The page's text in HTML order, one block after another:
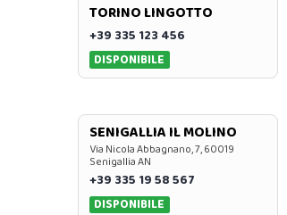
TORINO LINGOTTO
+39 335 123 456
DISPONIBILE
SENIGALLIA IL MOLINO
Via Nicola Abbagnano, 7, 60019
Senigallia AN
+39 335 19 58 567
DISPONIBILE